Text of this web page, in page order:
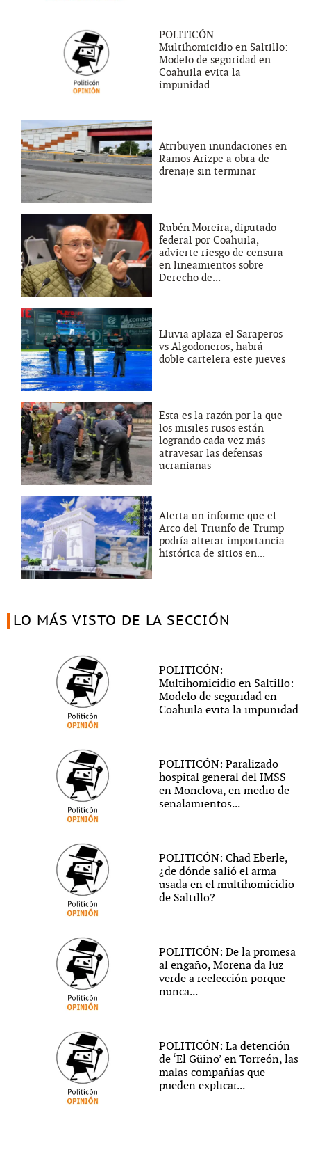
POLITICÓN:
Multihomicidio en Saltillo:
Modelo de seguridad en
Coahuila evita la
impunidad
Atribuyen inundaciones en
Ramos Arizpe a obra de
drenaje sin terminar
Rubén Moreira, diputado
federal por Coahuila,
advierte riesgo de censura
en lineamientos sobre
Derecho de...
Lluvia aplaza el Saraperos
vs Algodoneros; habrá
doble cartelera este jueves
Esta es la razón por la que
los misiles rusos están
logrando cada vez más
atravesar las defensas
ucranianas
Alerta un informe que el
Arco del Triunfo de Trump
podría alterar importancia
histórica de sitios en...
LO MÁS VISTO DE LA SECCIÓN
POLITICÓN:
Multihomicidio en Saltillo:
Modelo de seguridad en
Coahuila evita la impunidad
POLITICÓN: Paralizado
hospital general del IMSS
en Monclova, en medio de
señalamientos...
POLITICÓN: Chad Eberle,
¿de dónde salió el arma
usada en el multihomicidio
de Saltillo?
POLITICÓN: De la promesa
al engaño, Morena da luz
verde a reelección porque
nunca...
POLITICÓN: La detención
de ‘El Güino’ en Torreón, las
malas compañías que
pueden explicar...